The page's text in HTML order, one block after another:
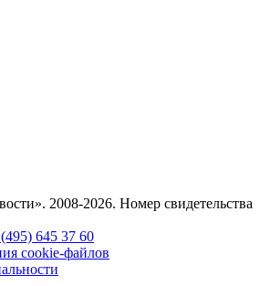
2008-2026. Номер свидетельства
645 37 60
cookie-файлов